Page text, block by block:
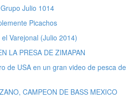
Julio 1014
Picachos
Varejonal (Julio 2014)
LA PRESA DE ZIMAPAN
de USA en un gran video de pesca de
CAMPEON DE BASS MEXICO